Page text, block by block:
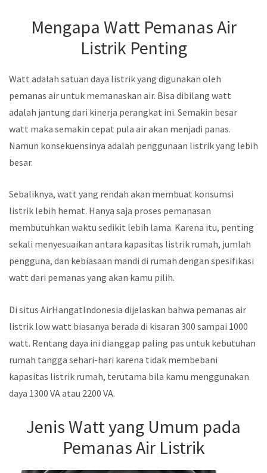
Mengapa Watt Pemanas Air
Listrik Penting
Watt adalah satuan daya listrik yang digunakan oleh
pemanas air untuk memanaskan air. Bisa dibilang watt
adalah jantung dari kinerja perangkat ini. Semakin besar
watt maka semakin cepat pula air akan menjadi panas.
Namun konsekuensinya adalah penggunaan listrik yang lebih
besar.
Sebaliknya, watt yang rendah akan membuat konsumsi
listrik lebih hemat. Hanya saja proses pemanasan
membutuhkan waktu sedikit lebih lama. Karena itu, penting
sekali menyesuaikan antara kapasitas listrik rumah, jumlah
pengguna, dan kebiasaan mandi di rumah dengan spesifikasi
watt dari pemanas yang akan kamu pilih.
Di situs AirHangatIndonesia dijelaskan bahwa pemanas air
listrik low watt biasanya berada di kisaran 300 sampai 1000
watt. Rentang daya ini dianggap paling pas untuk kebutuhan
rumah tangga sehari-hari karena tidak membebani
kapasitas listrik rumah, terutama bila kamu menggunakan
daya 1300 VA atau 2200 VA.
Jenis Watt yang Umum pada
Pemanas Air Listrik